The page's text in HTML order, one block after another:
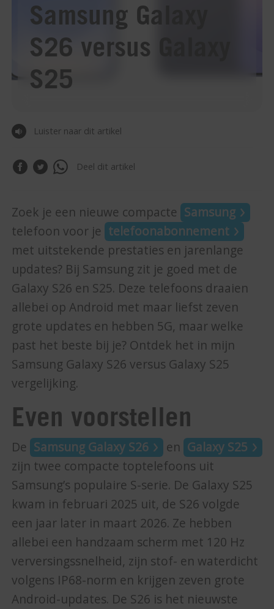
Samsung Galaxy
S26 versus Galaxy
S25
Luister naar dit artikel
Deel dit artikel
Zoek je een nieuwe compacte Samsung
telefoon voor je telefoonabonnement
met uitstekende prestaties en jarenlange
updates? Bij Samsung zit je goed met de
Galaxy S26 en S25. Deze telefoons draaien
allebei op Android met maar liefst zeven
grote updates en hebben 5G, maar welke
past het beste bij je? Ontdek het in mijn
Samsung Galaxy S26 versus Galaxy S25
vergelijking.
Even voorstellen
De Samsung Galaxy S26 en Galaxy S25
zijn twee compacte toptelefoons uit
Samsung’s populaire S-serie. De Galaxy S25
kwam in februari 2025 uit, de S26 volgde
een jaar later in maart 2026. Ze hebben
allebei een handzaam scherm met 120 Hz
verversingssnelheid, zijn stof- en waterdicht
volgens IP68-norm en krijgen zeven grote
Android-updates. De S26 is het nieuwste